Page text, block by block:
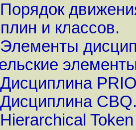
Порядок
и классов.
Элементы
Дисциплина
Дисциплина
Hierarchical